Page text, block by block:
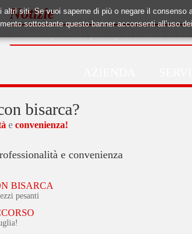
Notizie
Autotrasporto: le principali misure
bisarca?
e convenienza!
e convenienza
BISARCA
pesanti
siti. Se vuoi saperne di più o negare il consenso
sottostante questo banner acconsenti all’uso